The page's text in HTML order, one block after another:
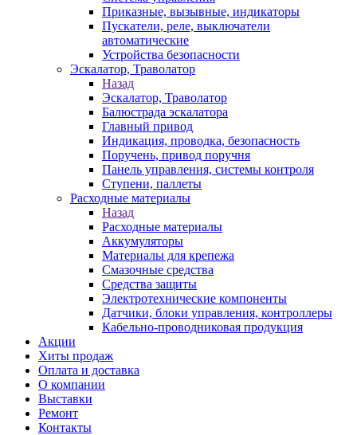
Приказные, вызывные, индикаторы
Пускатели, реле, выключатели
автоматические
Устройства безопасности
Эскалатор, Траволатор
Назад
Эскалатор, Траволатор
Балюстрада эскалатора
Главный привод
Индикация, проводка, безопасность
Поручень, привод поручня
Панель управления, системы контроля
Ступени, паллеты
Расходные материалы
Назад
Расходные материалы
Аккумуляторы
Материалы для крепежа
Смазочные средства
Средства защиты
Электротехнические компоненты
Датчики, блоки управления, контроллеры
Кабельно-проводниковая продукция
Акции
Хиты продаж
Оплата и доставка
О компании
Выставки
Ремонт
Контакты